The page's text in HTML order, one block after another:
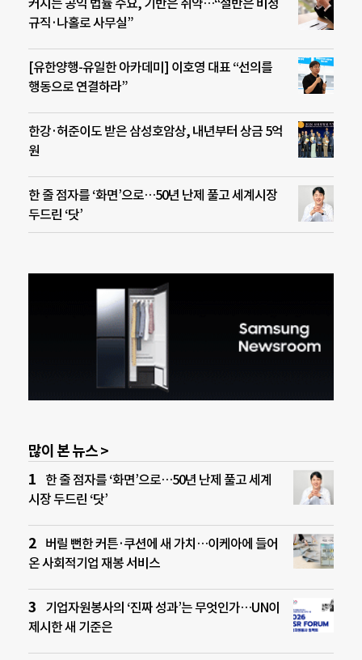
규직·나홀로 사무실”
[유한양행-유일한 아카데미] 이호영 대표 “선의를
행동으로 연결하라”
한강·허준이도 받은 삼성호암상, 내년부터 상금 5억
원
한 줄 점자를 ‘화면’으로…50년 난제 풀고 세계시장
두드린 ‘닷’
많이 본 뉴스 >
한 줄 점자를 ‘화면’으로…50년 난제 풀고 세계
시장 두드린 ‘닷’
버릴 뻔한 커튼·쿠션에 새 가치…이케아에 들어
온 사회적기업 재봉 서비스
기업자원봉사의 ‘진짜 성과’는 무엇인가…UN이
제시한 새 기준은